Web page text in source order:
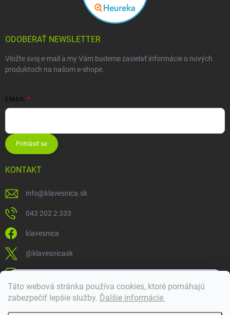
Táto webová stránka používa cookies, ktoré pomáhajú
zabezpečiť lepšie služby. Ďalšie informácie
ODOBERAŤ NEWSLETTER
Vložte svoj e-mail a my Vám budeme zasielať informácie o nových
produktoch na našom e-shope.
EMAIL
Prihlásiť sa
KONTAKT
info@klavesnica.sk
043 202 2 333
klavesnica
@klavesnicask
klavesnica_sk
Doprava a platba
Dobrý deň! 👋 Pomôžem vám nájsť správny diel. Napíšte mi.